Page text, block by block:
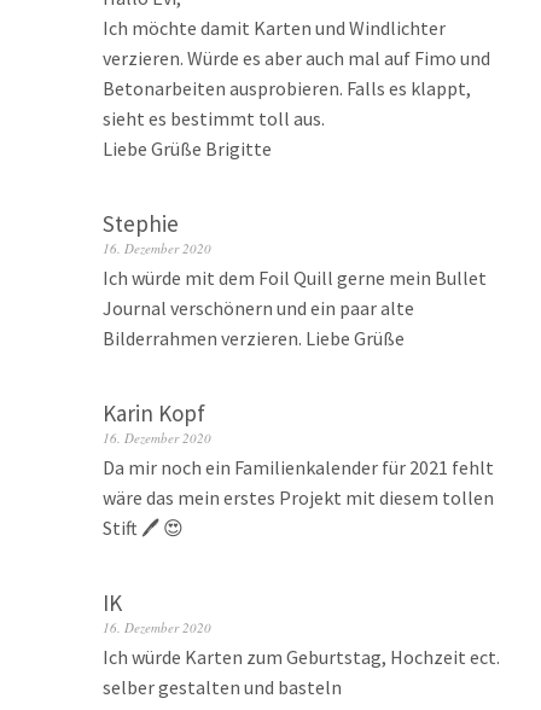
Ich möchte damit Karten und Windlichter
verzieren. Würde es aber auch mal auf Fimo und
Betonarbeiten ausprobieren. Falls es klappt,
sieht es bestimmt toll aus.
Liebe Grüße Brigitte
Stephie
16. Dezember 2020
Ich würde mit dem Foil Quill gerne mein Bullet
Journal verschönern und ein paar alte
Bilderrahmen verzieren. Liebe Grüße
Karin Kopf
16. Dezember 2020
Da mir noch ein Familienkalender für 2021 fehlt
wäre das mein erstes Projekt mit diesem tollen
Stift 🖊 😍
IK
16. Dezember 2020
Ich würde Karten zum Geburtstag, Hochzeit ect.
selber gestalten und basteln